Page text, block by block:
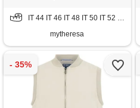
IT 44 IT 46 IT 48 IT 50 IT 52 IT 54
mytheresa